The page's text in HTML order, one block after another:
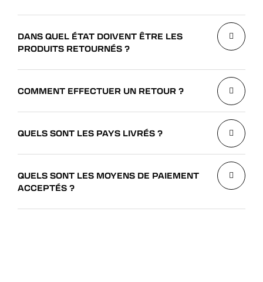
DANS QUEL ÉTAT DOIVENT ÊTRE LES
PRODUITS RETOURNÉS ?
COMMENT EFFECTUER UN RETOUR ?
QUELS SONT LES PAYS LIVRÉS ?
QUELS SONT LES MOYENS DE PAIEMENT
ACCEPTÉS ?